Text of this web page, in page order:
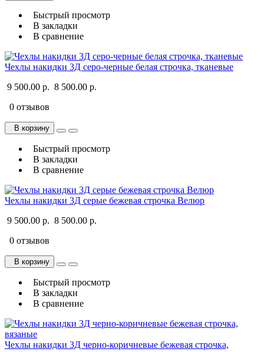
Быстрый просмотр
В закладки
В сравнение
Чехлы накидки 3Д серо-черные белая строчка, тканевые
9 500.00 р. 8 500.00 р.
0 отзывов
В корзину
Быстрый просмотр
В закладки
В сравнение
Чехлы накидки 3Д серые бежевая строчка Велюр
9 500.00 р. 8 500.00 р.
0 отзывов
В корзину
Быстрый просмотр
В закладки
В сравнение
Чехлы накидки 3Д черно-коричневые бежевая строчка,